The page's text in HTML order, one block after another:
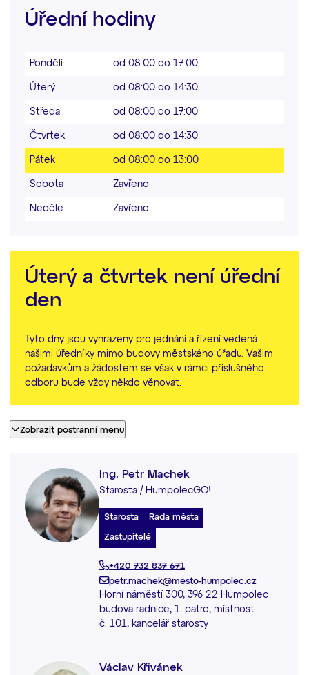
Úřední hodiny
Pondělí od 08:00 do 17:00
Úterý od 08:00 do 14:30
Středa od 08:00 do 17:00
Čtvrtek od 08:00 do 14:30
Pátek od 08:00 do 13:00
Sobota Zavřeno
Neděle Zavřeno
Úterý a čtvrtek není úřední
den
Tyto dny jsou vyhrazeny pro jednání a řízení vedená
našimi úředníky mimo budovy městského úřadu. Vašim
požadavkům a žádostem se však v rámci příslušného
odboru bude vždy někdo věnovat.
Ing. Petr Machek
Starosta / HumpolecGO!
Starosta Rada města
Zastupitelé
+420 732 837 671
petr.machek@mesto-humpolec.cz
Horní náměstí 300, 396 22 Humpolec
budova radnice, 1. patro, místnost
č. 101, kancelář starosty
Václav Křivánek
Zobrazit postranní menu